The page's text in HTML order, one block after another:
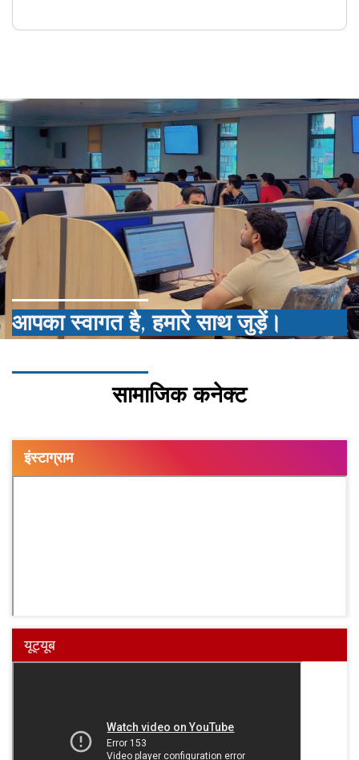
आपका स्वागत है, हमारे साथ जुड़ें।
सामाजिक कनेक्ट
इंस्टाग्राम
यूट्यूब